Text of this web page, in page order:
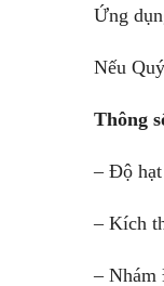
Ứng
Nếu
Thông
– Độ hạt
– Kích
– Nhám